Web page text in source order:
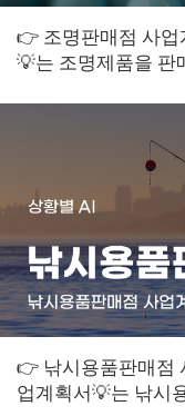
👉 조명판매점 사업
💡는 조명제품을 판
👉 낚시용품판매점
업계획서💡는 낚시